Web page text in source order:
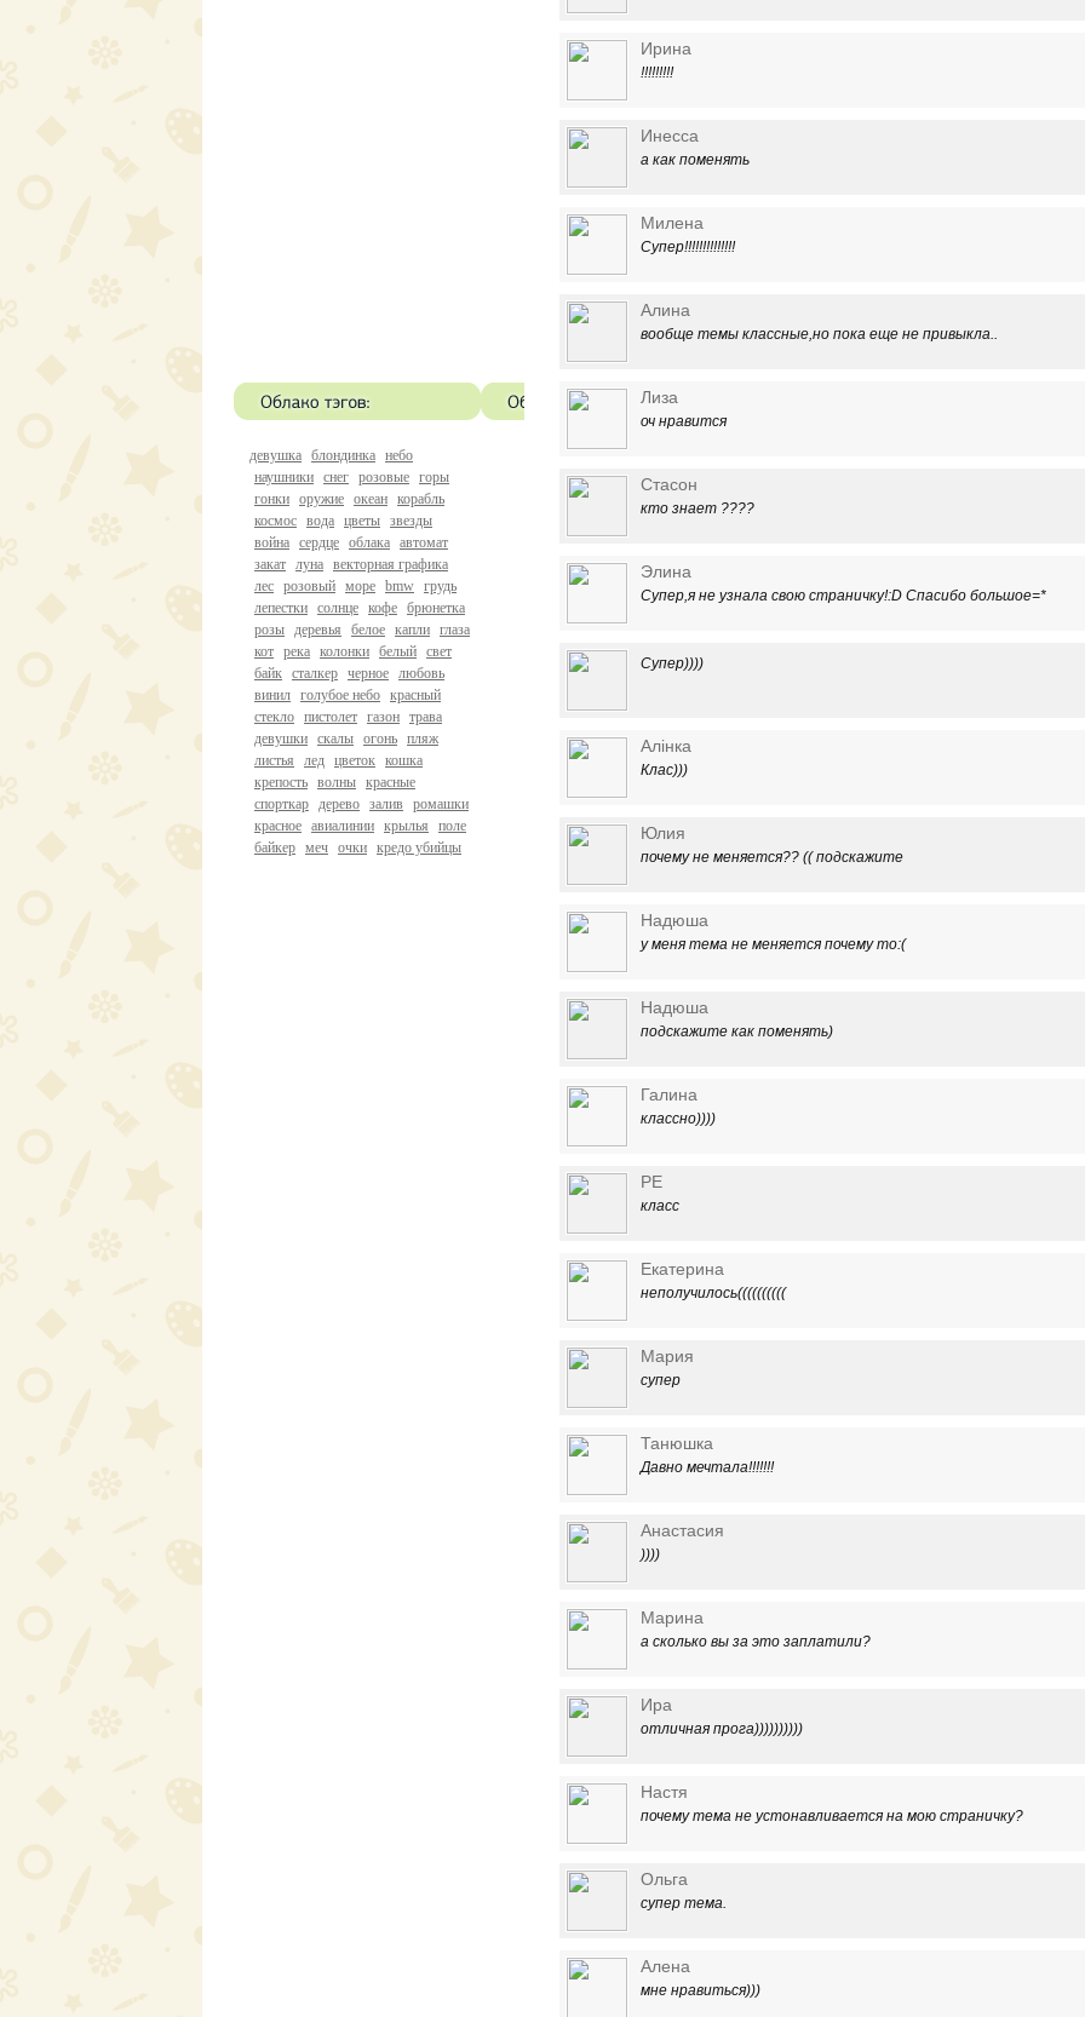
девушка блондинка небо
наушники снег розовые горы
гонки оружие океан корабль
космос вода цветы звезды
война сердце облака автомат
закат луна векторная графика
лес розовый море bmw грудь
лепестки солнце кофе брюнетка
розы деревья белое капли глаза
кот река колонки белый свет
байк сталкер черное любовь
винил голубое небо красный
стекло пистолет газон трава
девушки скалы огонь пляж
листья
лед цветок кошка
крепость волны красные
спорткар дерево залив ромашки
красное авиалинии крылья
поле
байкер меч очки кредо убийцы
Ирина
!!!!!!!!!
Инесса
а как поменять
Милена
Супер!!!!!!!!!!!!!!
Алина
вообще темы классные,но пока еще не привыкла..
Лиза
оч нравится
Стасон
кто знает ????
Элина
Супер,я не узнала свою страничку!:D Спасибо большое=*
Cупер))))
Алінка
Клас)))
Юлия
почему не меняется?? (( подскажите
Надюша
у меня тема не меняется почему то:(
Надюша
подскажите как поменять)
Галина
классно))))
PE
класс
Екатерина
неполучилось((((((((((
Мария
супер
Танюшка
Давно мечтала!!!!!!!
Анастасия
))))
Марина
а сколько вы за это заплатили?
Ира
отличная прога))))))))))
Настя
почему тема не устонавливается на мою страничку?
Ольга
супер тема.
Алена
мне нравиться)))